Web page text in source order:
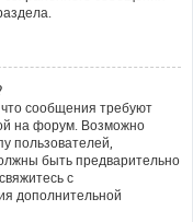
сообщения требуют
на форум. Возможно
пользователей,
быть предварительно
с
дополнительной